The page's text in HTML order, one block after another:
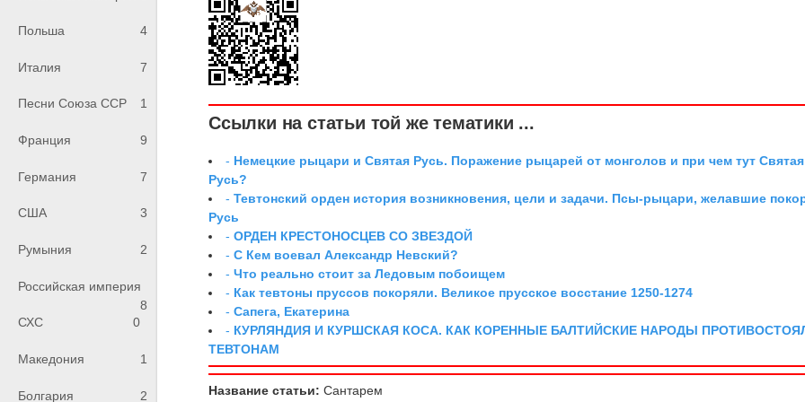
Польша 4
Италия 7
Песни Союза ССР 1
Франция 9
Германия 7
США 3
Румыния 2
Российская империя
8
СХС
0
Македония 1
Болгария 2
Ссылки на статьи той же тематики ...
- Немецкие рыцари и Святая Русь. Поражение рыцарей от монголов и при чем тут Святая
Русь?
-Тевтонский орден история возникновения, цели и задачи. Псы-рыцари, желавшие
Русь
-ОРДЕН КРЕСТОНОСЦЕВ СО ЗВЕЗДОЙ
-С Кем воевал Александр Невский?
-Что реально стоит за Ледовым побоищем
- Как тевтоны пруссов покоряли. Великое прусское восстание 1250-1274
-Сапега, Екатерина
- КУРЛЯНДИЯ И КУРШСКАЯ КОСА. КАК КОРЕННЫЕ БАЛТИЙСКИЕ НАРОДЫ
ТЕВТОНАМ
Название статьи: Сантарем